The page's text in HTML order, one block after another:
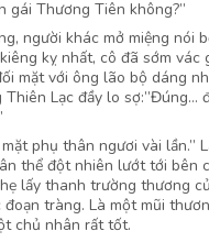
gái Thương Tiên không?”
người khác mở miệng nói
kỵ nhất, cô đã sớm vác
mặt với ông lão bộ dáng
Lạc đầy lo sợ:”Đúng…
phụ thân ngươi vài lần.”
thể đột nhiên lướt tới bên
lấy thanh trường thương
tràng. Là một mũi
chủ nhân rất tốt.